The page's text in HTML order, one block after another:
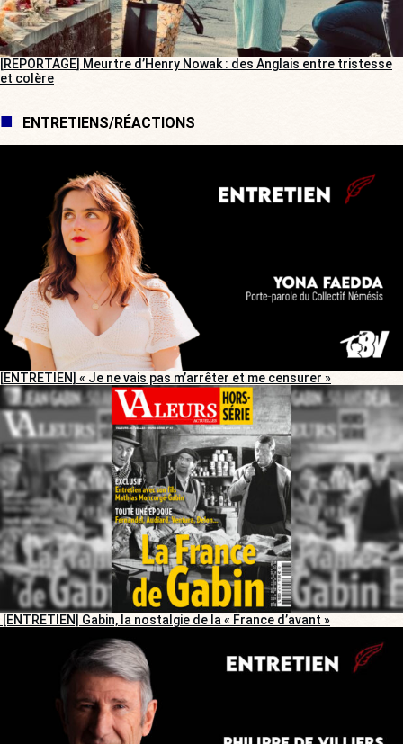
[REPORTAGE] Meurtre d’Henry Nowak : des Anglais entre tristesse
et colère
ENTRETIENS/RÉACTIONS
[ENTRETIEN] « Je ne vais pas m’arrêter et me censurer »
[ENTRETIEN] Gabin, la nostalgie de la « France d’avant »